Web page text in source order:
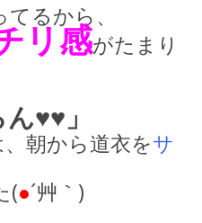
るから、
リ感がたまり
♥♥」
朝から道衣をサ
(●´艸｀)